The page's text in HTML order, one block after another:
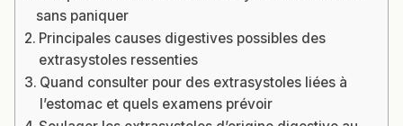
sans paniquer
Principales causes digestives possibles des
extrasystoles ressenties
Quand consulter pour des extrasystoles liées à
l’estomac et quels examens prévoir